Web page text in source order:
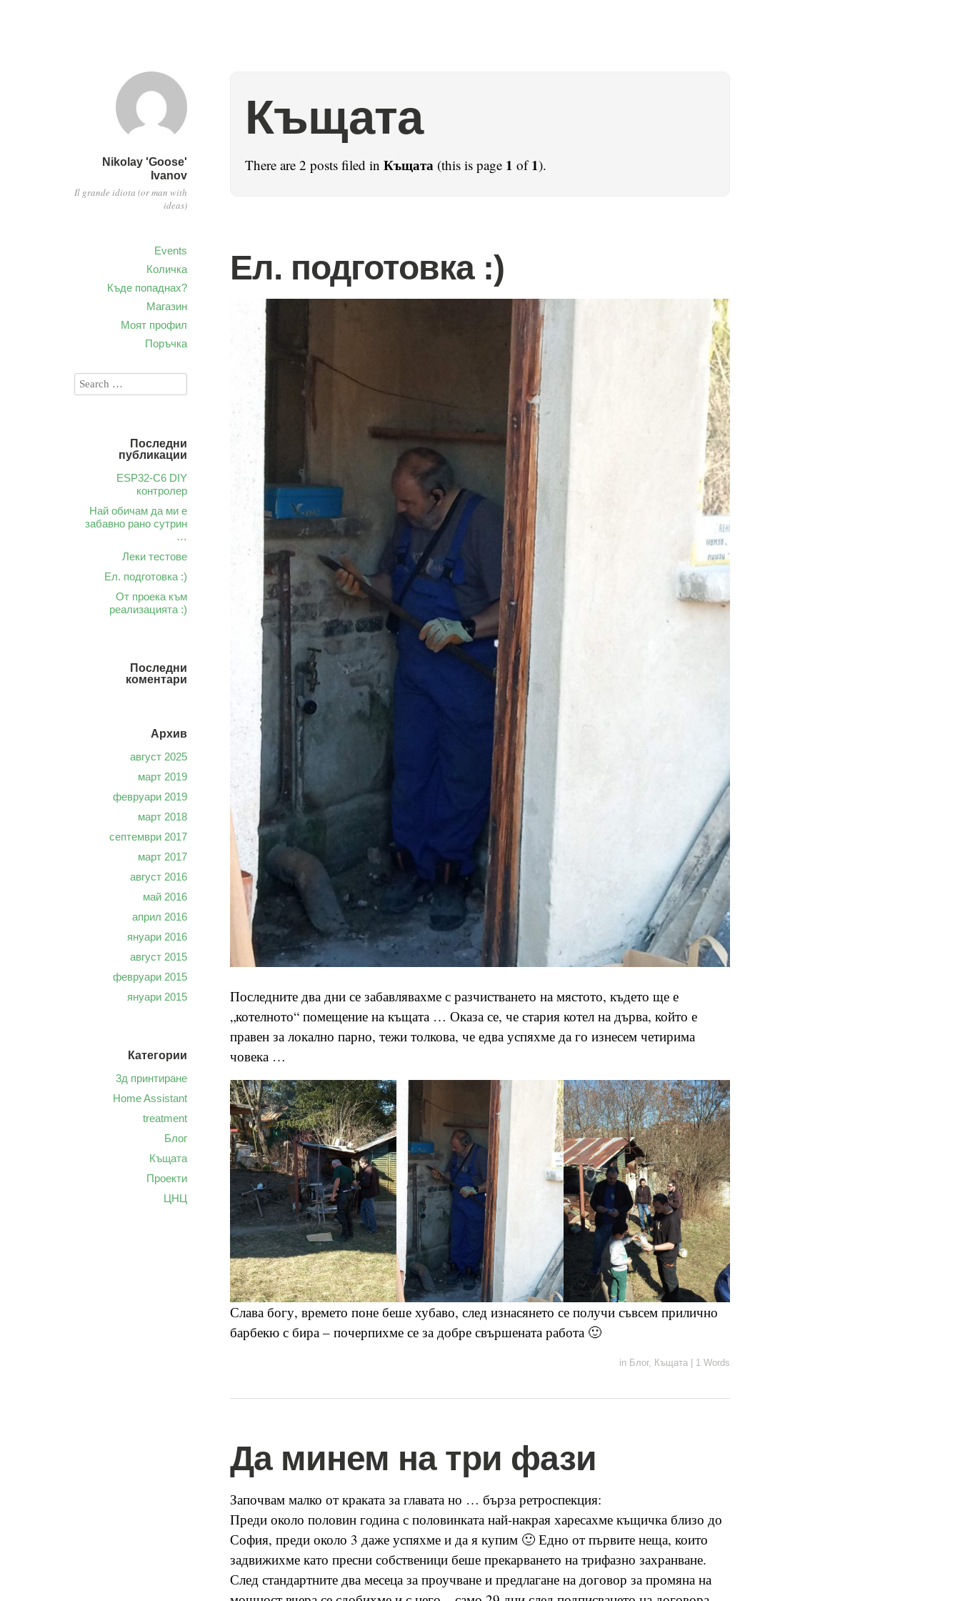
Nikolay 'Goose'
Ivanov
Il grande idiota (or man with
ideas)
Events
Количка
Къде попаднах?
Магазин
Моят профил
Поръчка
Къщата
There are 2 posts filed in Къщата (this is page 1 of1).
Ел. подготовка :)
Последните два дни се забавлявахме с разчистването на мястото, където ще е
„котелното“ помещение на къщата … Оказа се, че стария котел на дърва, който е
правен за локално парно, тежи толкова, че едва успяхме да го изнесем четирима
човека …
Слава богу, времето поне беше хубаво, след изнасянето се получи съвсем прилично
барбекю с бира – почерпихме се за добре свършената работа 🙂
in Блог, Къщата 1 Words
Да минем на три фази
Започвам малко от краката за главата но … бърза ретроспекция:
Преди около половин година с половинката най-накрая харесахме къщичка близо до
София, преди около 3 даже успяхме и да я купим 🙂 Едно от първите неща, които
задвижихме като пресни собственици беше прекарването на трифазно захранване.
След стандартните два месеца за проучване и предлагане на договор за промяна на
Последни
публикации
ESP32-C6 DIY
контролер
Най обичам да ми е
забавно рано сутрин
…
Леки тестове
Ел. подготовка :)
От проека към
реализацията :)
Последни
коментари
Архив
август 2025
март 2019
февруари 2019
март 2018
септември 2017
март 2017
август 2016
май 2016
април 2016
януари 2016
август 2015
февруари 2015
януари 2015
Категории
3д принтиране
Home Assistant
treatment
Блог
Къщата
Проекти
ЦНЦ